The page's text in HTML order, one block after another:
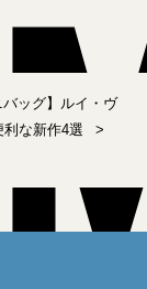
バッグ】ルイ・ヴ
な新作4選